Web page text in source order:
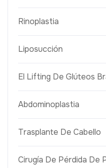
Rinoplastia
Liposucción
El Lifting De Glúteos
Abdominoplastia
Trasplante De Cabello
Cirugía De Pérdida De